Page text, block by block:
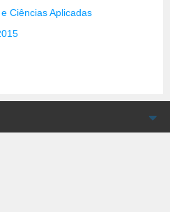
Ciências Aplicadas